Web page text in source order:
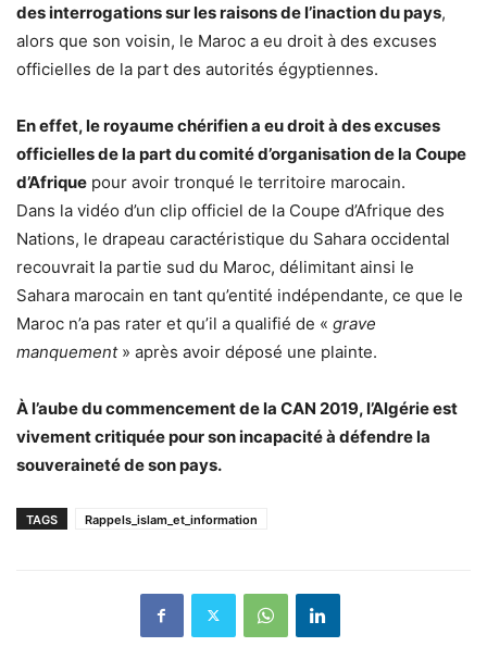
des interrogations sur les raisons de l’inaction du pays,
alors que son voisin, le Maroc a eu droit à des excuses
officielles de la part des autorités égyptiennes.
En effet, le royaume chérifien a eu droit à des excuses
officielles de la part du comité d’organisation de la Coupe
d’Afrique pour avoir tronqué le territoire marocain.
Dans la vidéo d’un clip officiel de la Coupe d’Afrique des
Nations, le drapeau caractéristique du Sahara occidental
recouvrait la partie sud du Maroc, délimitant ainsi le
Sahara marocain en tant qu’entité indépendante, ce que le
Maroc n’a pas rater et qu’il a qualifié de « grave
manquement » après avoir déposé une plainte.
À l’aube du commencement de la CAN 2019, l’Algérie est
vivement critiquée pour son incapacité à défendre la
souveraineté de son pays.
TAGS Rappels_islam_et_information